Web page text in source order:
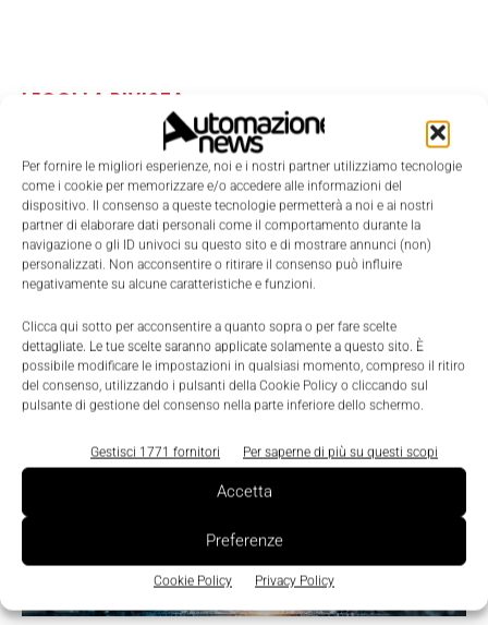
Per fornire le migliori esperienze, noi e i nostri partner utilizziamo tecnologie
come i cookie per memorizzare e/o accedere alle informazioni del
dispositivo. Il consenso a queste tecnologie permetterà a noi e ai nostri
partner di elaborare dati personali come il comportamento durante la
navigazione o gli ID univoci su questo sito e di mostrare annunci (non)
personalizzati. Non acconsentire o ritirare il consenso può influire
negativamente su alcune caratteristiche e funzioni.
Clicca qui sotto per acconsentire a quanto sopra o per fare scelte
dettagliate. Le tue scelte saranno applicate solamente a questo sito. È
possibile modificare le impostazioni in qualsiasi momento, compreso il ritiro
del consenso, utilizzando i pulsanti della Cookie Policy o cliccando sul
pulsante di gestione del consenso nella parte inferiore dello schermo.
Gestisci 1771 fornitori Per saperne di più su questi scopi
Accetta
Preferenze
Cookie Policy Privacy Policy
LEGGI LA RIVISTA ⇢
TI POTREBBERO INTERESSARE ⇢